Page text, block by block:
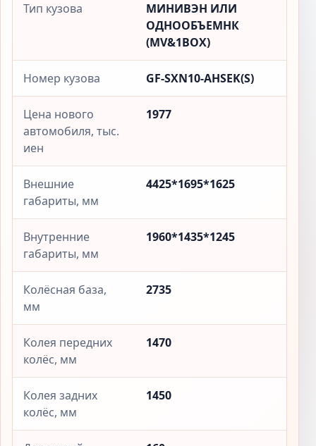
Тип кузова
МИНИВЭН ИЛИ
ОДНООБЪЕМНК
(MV&1BOX)
Номер кузова GF-SXN10-AHSEK(S)
Цена нового
автомобиля, тыс.
иен
1977
Внешние
габариты, мм
4425*1695*1625
Внутренние
габариты, мм
1960*1435*1245
Колёсная база,
мм
2735
Колея передних
колёс, мм
1470
Колея задних
колёс, мм
1450